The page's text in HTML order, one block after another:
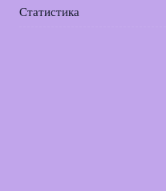
Статистика